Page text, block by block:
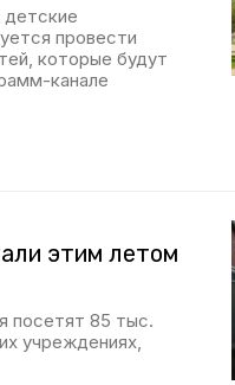
детские
провести
которые будут
канале
этим летом
посетят 85 тыс.
учреждениях,